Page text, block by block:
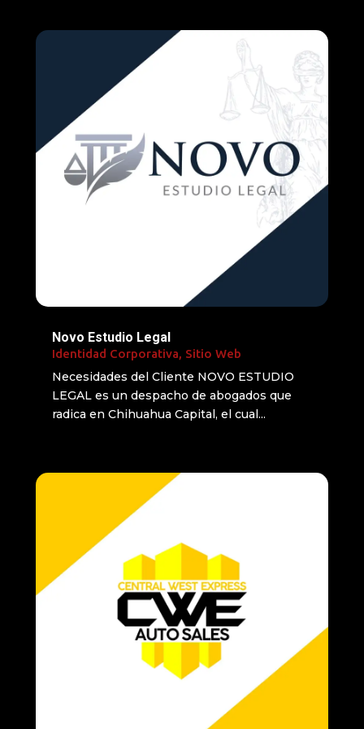
Novo Estudio Legal
Identidad Corporativa, Sitio Web
Necesidades del Cliente NOVO ESTUDIO
LEGAL es un despacho de abogados que
radica en Chihuahua Capital, el cual...